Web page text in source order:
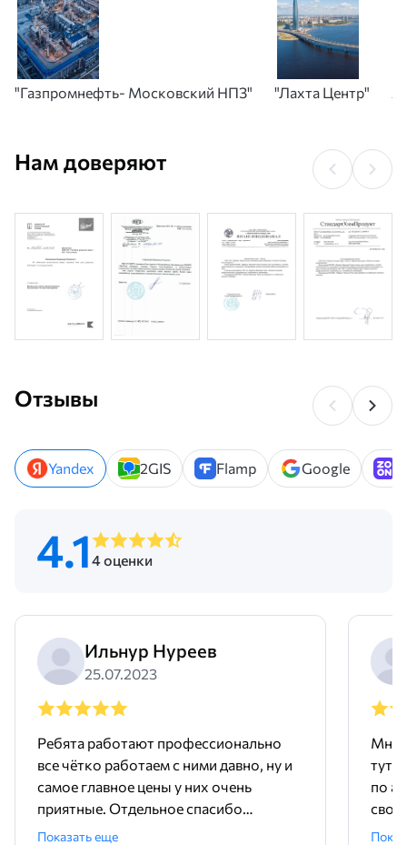
"Газпромнефть- Московский НПЗ" "Лахта Центр"
Нам доверяют
Отзывы
Yandex 2GIS Flamp Google
4.1 4 оценки
Ильнур Нуреев
25.07.2023
Ребята работают профессионально
все чётко работаем с ними давно, ну и
самое главное цены у них очень
приятные. Отдельное спасибо
менеджеру Родиону!
Показать еще
Мне
тут
по